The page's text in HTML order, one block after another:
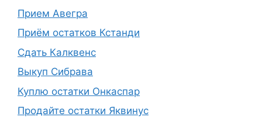
Прием Авегра
Приём остатков Кстанди
Сдать Калквенс
Выкуп Сибрава
Куплю остатки Онкаспар
Продайте остатки Яквинус